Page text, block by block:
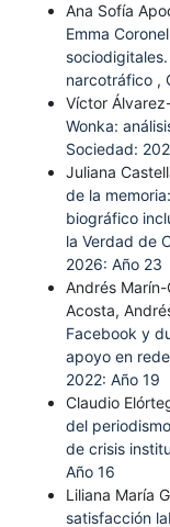
Ana Sofía
Emma
narcotráfico ,
Víctor
Wonka:
Sociedad:
Juliana
de la
biográfico
la Verdad de
2026: Año 23
Andrés
Acosta,
Facebook y
apoyo en
2022: Año 19
Claudio
del
de crisis
Año 16
Liliana María
satisfacción